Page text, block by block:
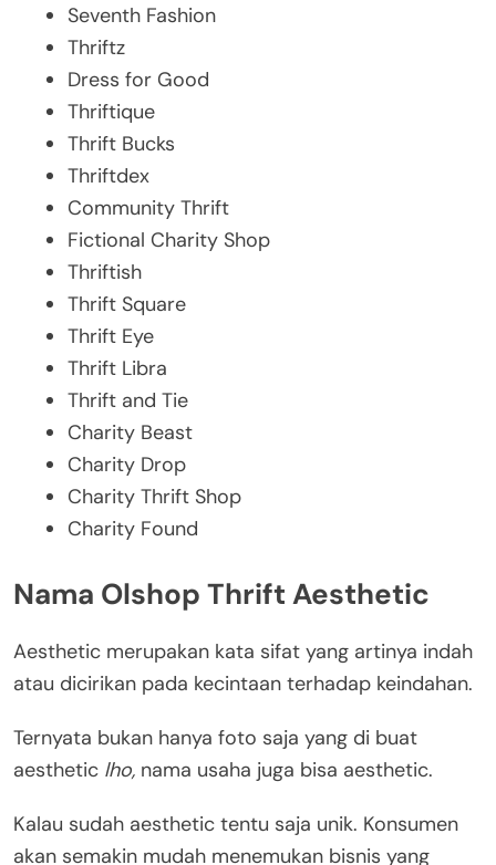
Seventh Fashion
Thriftz
Dress for Good
Thriftique
Thrift Bucks
Thriftdex
Community Thrift
Fictional Charity Shop
Thriftish
Thrift Square
Thrift Eye
Thrift Libra
Thrift and Tie
Charity Beast
Charity Drop
Charity Thrift Shop
Charity Found
Nama Olshop Thrift Aesthetic
Aesthetic merupakan kata sifat yang artinya indah
atau dicirikan pada kecintaan terhadap keindahan.
Ternyata bukan hanya foto saja yang di buat
aesthetic lho, nama usaha juga bisa aesthetic.
Kalau sudah aesthetic tentu saja unik. Konsumen
akan semakin mudah menemukan bisnis yang